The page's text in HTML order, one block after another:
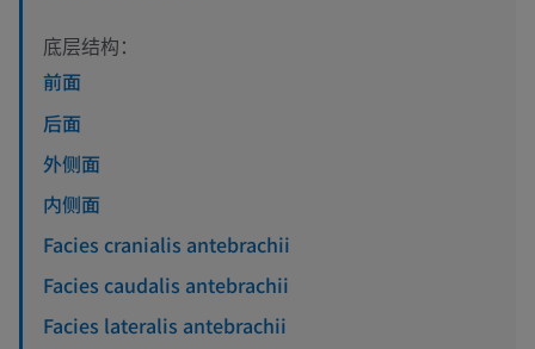
底层结构：
前面
后面
外侧面
内侧面
Facies cranialis antebrachii
Facies caudalis antebrachii
Facies lateralis antebrachii